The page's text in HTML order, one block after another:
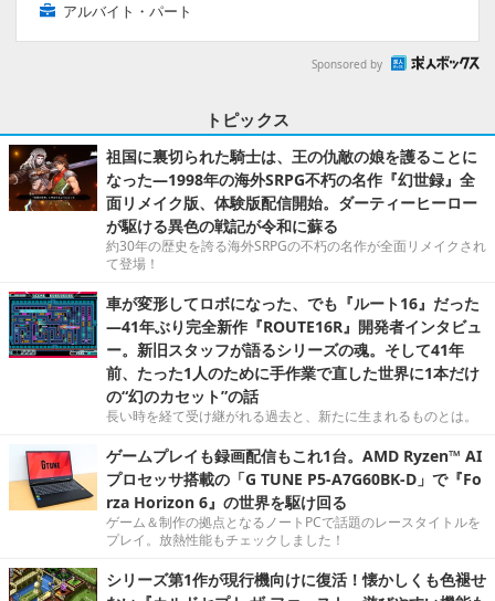
アルバイト・パート
Sponsored by
トピックス
祖国に裏切られた騎士は、王の仇敵の娘を護ることに
なった―1998年の海外SRPG不朽の名作『幻世録』全
面リメイク版、体験版配信開始。ダーティーヒーロー
が駆ける異色の戦記が令和に蘇る
約30年の歴史を誇る海外SRPGの不朽の名作が全面リメイクされ
て登場！
車が変形してロボになった、でも『ルート16』だった
―41年ぶり完全新作『ROUTE16R』開発者インタビュ
ー。新旧スタッフが語るシリーズの魂。そして41年
前、たった1人のために手作業で直した世界に1本だけ
の“幻のカセット”の話
長い時を経て受け継がれる過去と、新たに生まれるものとは。
ゲームプレイも録画配信もこれ1台。AMD Ryzen™ AI
プロセッサ搭載の「G TUNE P5-A7G60BK-D」で『Fo
rza Horizon 6』の世界を駆け回る
ゲーム＆制作の拠点となるノートPCで話題のレースタイトルを
プレイ。放熱性能もチェックしました！
シリーズ第1作が現行機向けに復活！懐かしくも色褪せ